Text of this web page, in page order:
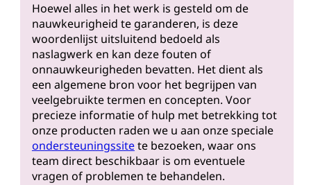
Hoewel alles in het werk is gesteld om de
nauwkeurigheid te garanderen, is deze
woordenlijst uitsluitend bedoeld als
naslagwerk en kan deze fouten of
onnauwkeurigheden bevatten. Het dient als
een algemene bron voor het begrijpen van
veelgebruikte termen en concepten. Voor
precieze informatie of hulp met betrekking tot
onze producten raden we u aan onze speciale
ondersteuningssitete bezoeken, waar ons
team direct beschikbaar is om eventuele
vragen of problemen te behandelen.